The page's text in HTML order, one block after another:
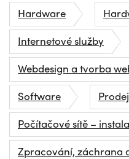
Hardware
Internetové služby
Webdesign a tvorba
Software
Počítačové sítě –
Zpracování, záchrana